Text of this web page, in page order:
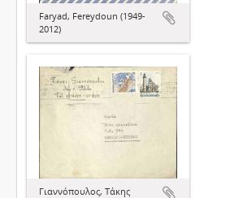
Faryad, Fereydoun (1949-
2012)
Γιαννόπουλος, Τάκης